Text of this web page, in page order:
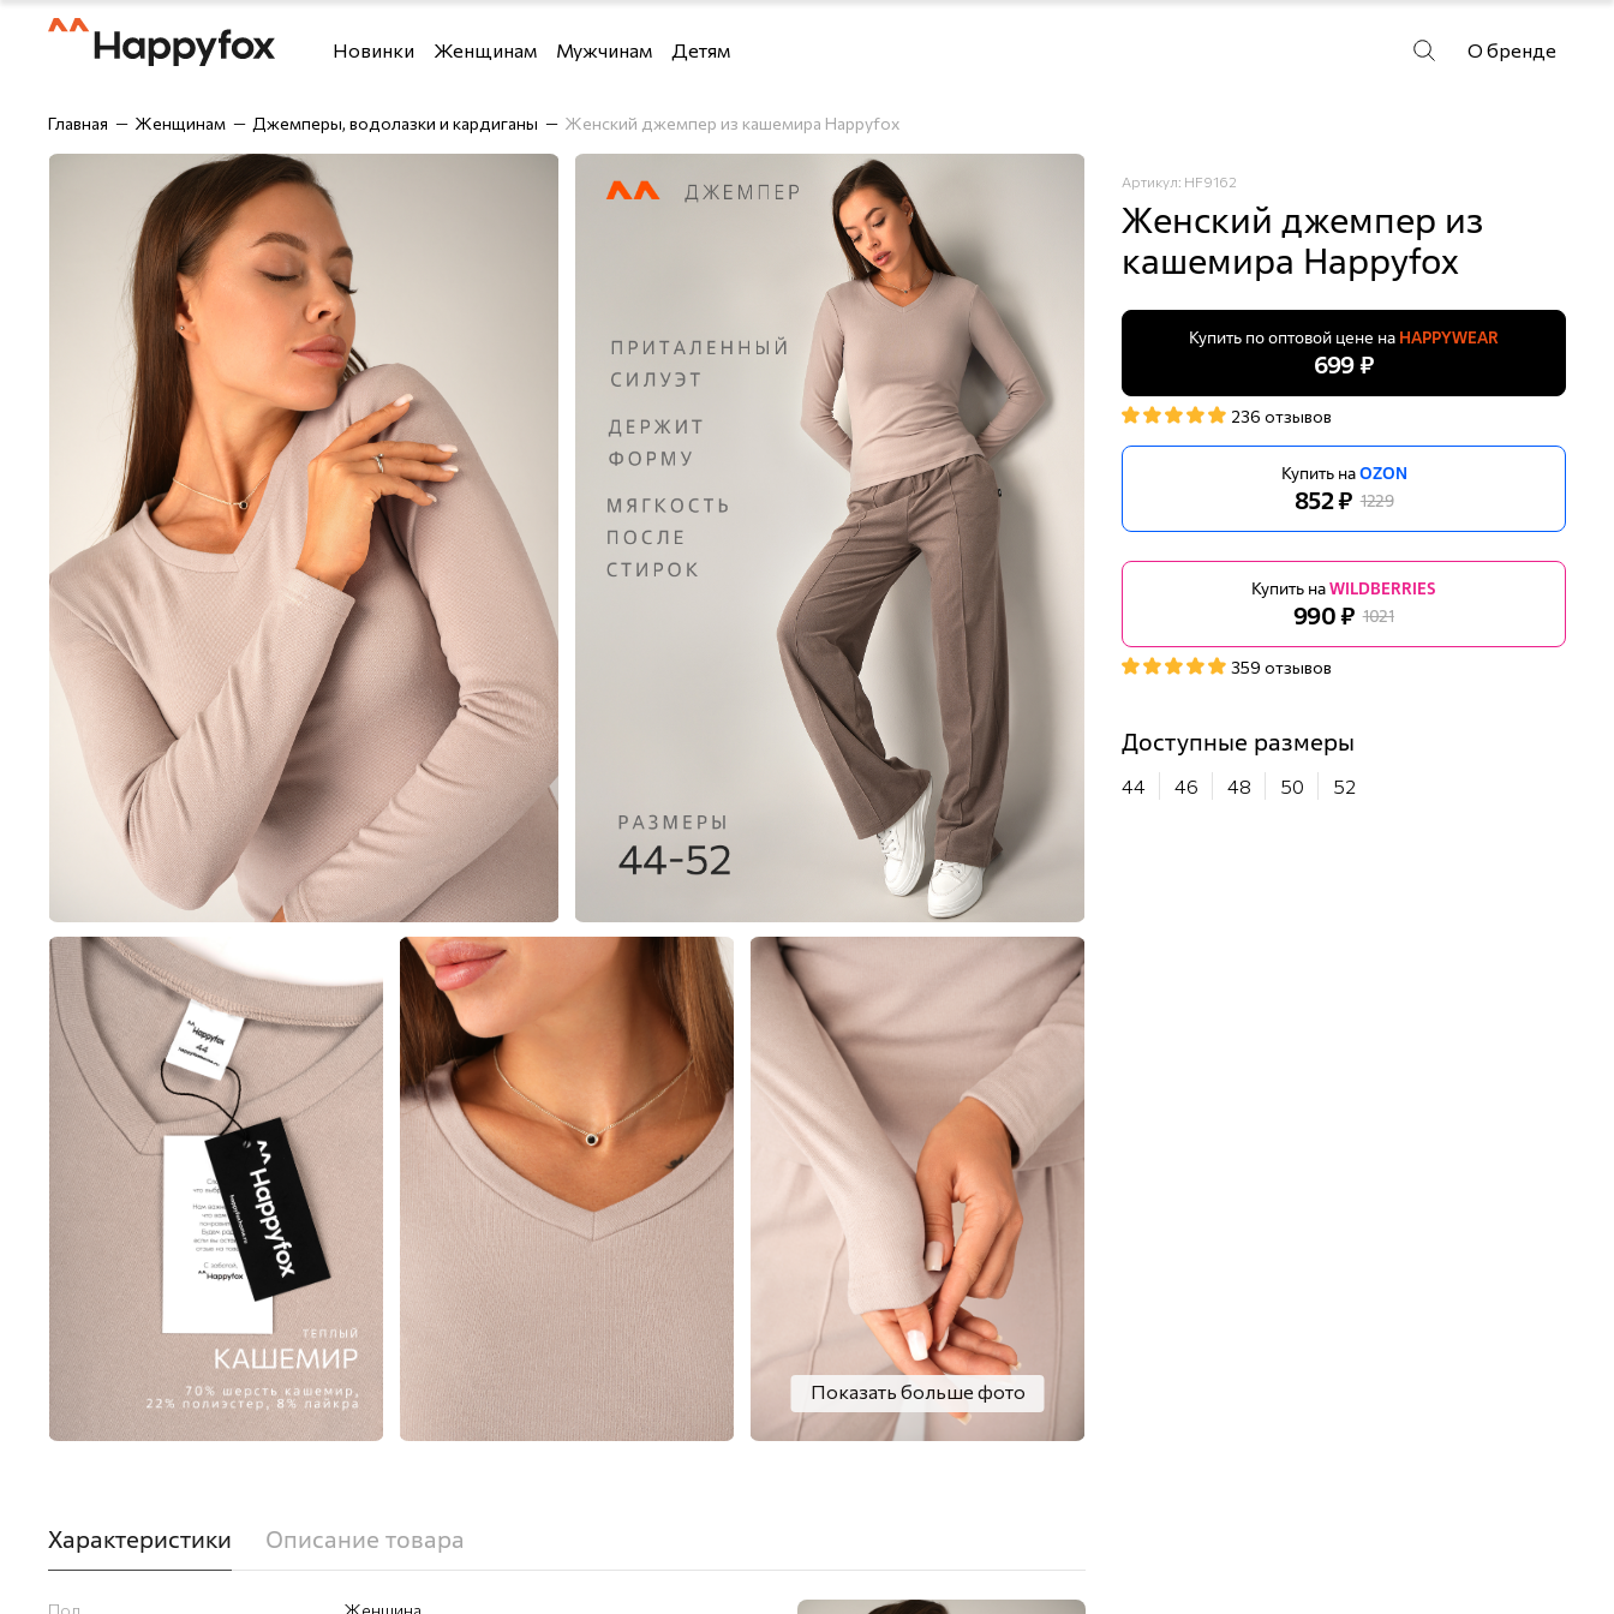
Новинки Женщинам
Костюмы
Брюки
Блузки и рубашки
Верхняя одежда
Джемперы, водолазки и кардиганы
Джинсы
Домашняя одежда
Лонгсливы
Нижнее бельё
Пиджаки, жилеты и жакеты
Пижамы
Платья
Толстовки, свитшоты и худи
Туники
Шорты
Мужчинам
Рубашки
Нижнее бельё
Одежда для дома
Спортивные костюмы
Толстовки, свитшоты и худи
Детям
Девочкам
Мальчикам
О бренде
Главная Женщинам Джемперы, водолазки и кардиганы Женский джемпер из кашемира Happyfox
Показать больше фото
Артикул: HF9162
Женский джемпер из
кашемира Happyfox
Купить по оптовой цене на HAPPYWEAR
699 ₽
236 отзывов
Купить наOZON
852 ₽ 1229
Купить наWILDBERRIES
990 ₽ 1021
359 отзывов
Доступные размеры
44 46 48 50 52
Характеристики Описание товара
Пол Женщина